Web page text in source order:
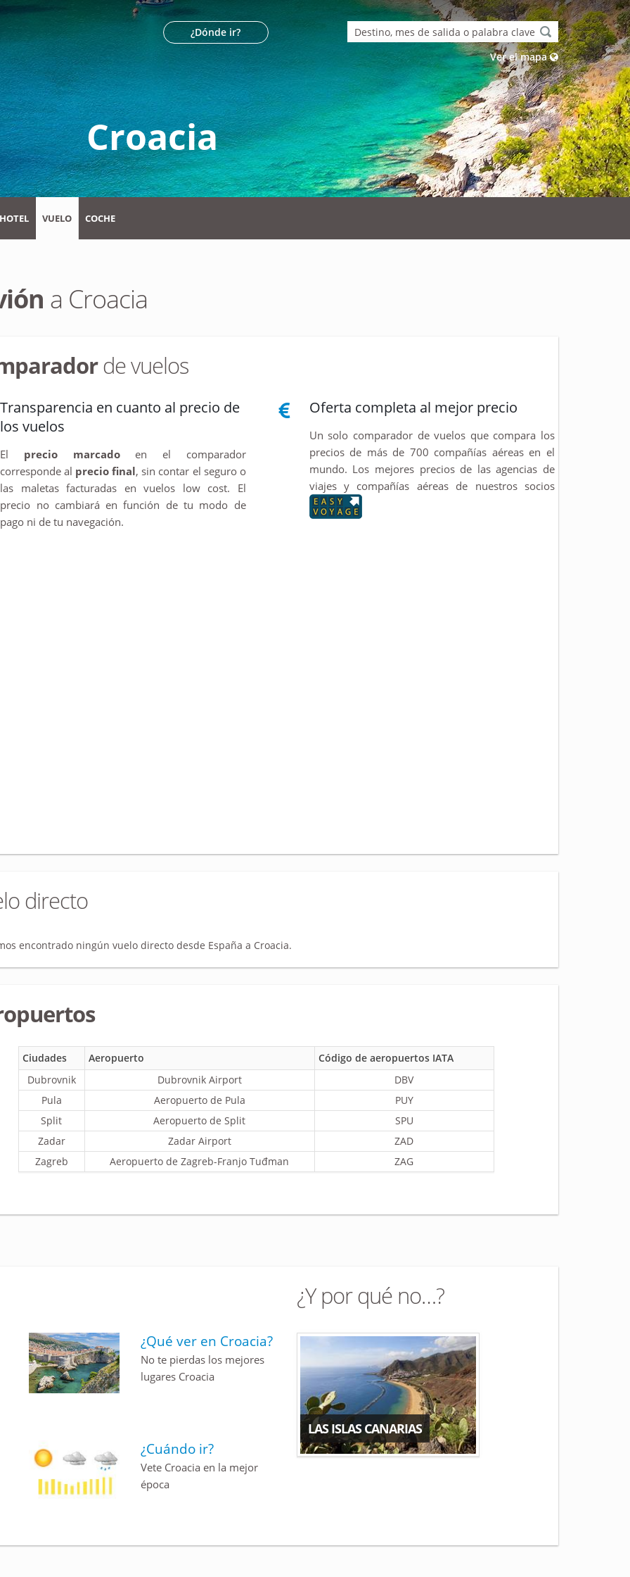
¿Dónde ir?
Ver el mapa
Croacia
HOTEL VUELO COCHE
a Croacia
de vuelos
Transparencia en cuanto al precio de
los vuelos
El precio marcadoen el comparador
corresponde al precio final, sin contar el seguro o
las maletas facturadas en vuelos low cost. El
precio no cambiará en función de tu modo de
pago ni de tu navegación.
Oferta completa al mejor precio
Un solo comparador de vuelos que compara los
precios de más de 700 compañías aéreas en el
mundo. Los mejores precios de las agencias de
viajes y compañías aéreas de nuestros socios
directo
encontrado ningún vuelo directo desde España a Croacia.
Ciudades Aeropuerto
Código de aeropuertos IATA
Dubrovnik
Dubrovnik Airport
DBV
Pula
Aeropuerto de Pula
PUY
Split
Aeropuerto de Split
SPU
Zadar
Zadar Airport
ZAD
Zagreb
Aeropuerto de Zagreb-Franjo Tuđman ZAG
¿Qué ver en Croacia?
No te pierdas los mejores
lugares Croacia
¿Cuándo ir?
Vete Croacia en la mejor
época
¿Y por qué no…?
LAS ISLAS CANARIAS